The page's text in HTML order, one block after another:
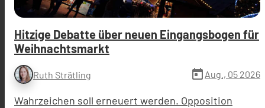
Hitzige Debatte über neuen Eingangsbogen für
Weihnachtsmarkt
Ruth Strätling today Aug., 05 2026
Wahrzeichen soll erneuert werden. Opposition